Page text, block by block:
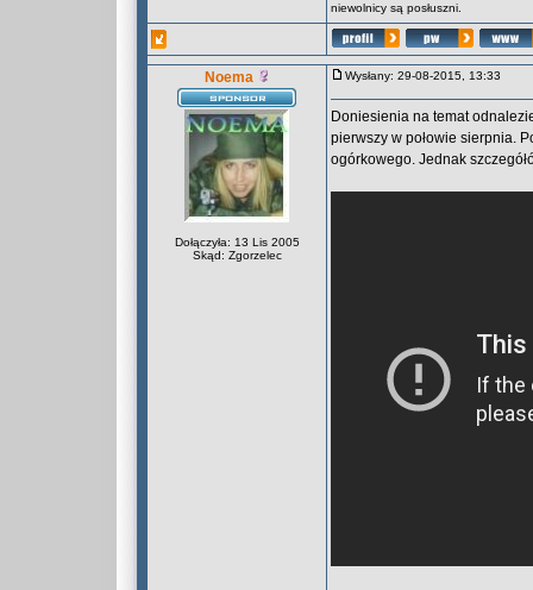
niewolnicy są posłuszni.
Noema
Dołączyła: 13 Lis 2005
Skąd: Zgorzelec
Wysłany: 29-08-2015, 13:33
Doniesienia na temat
pierwszy w połowie sierpnia.
ogórkowego. Jednak